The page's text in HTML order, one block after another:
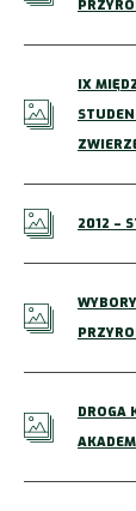
IX
2012 –
DROGA